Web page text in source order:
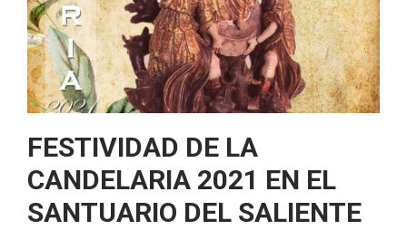
FESTIVIDAD DE LA
CANDELARIA 2021 EN EL
SANTUARIO DEL SALIENTE